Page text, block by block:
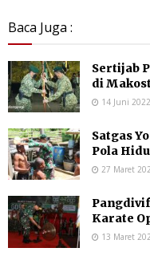
Baca Juga :
Sertijab
di
14 Juni 2022
Satgas
Pola
27 Maret
Karate
13 Maret